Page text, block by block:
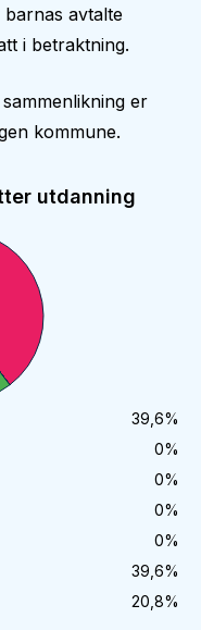
barnas avtalte
i betraktning.
er
kommune.
utdanning
39,6%
0%
0%
0%
0%
39,6%
20,8%